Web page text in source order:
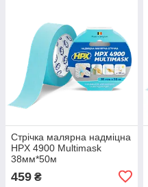
Стрічка малярна надміцна
HPX 4900 Multimask
38мм*50м
459 ₴